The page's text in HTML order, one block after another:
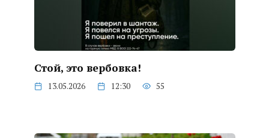
Стой, это вербовка!
13.05.2026 12:30 55